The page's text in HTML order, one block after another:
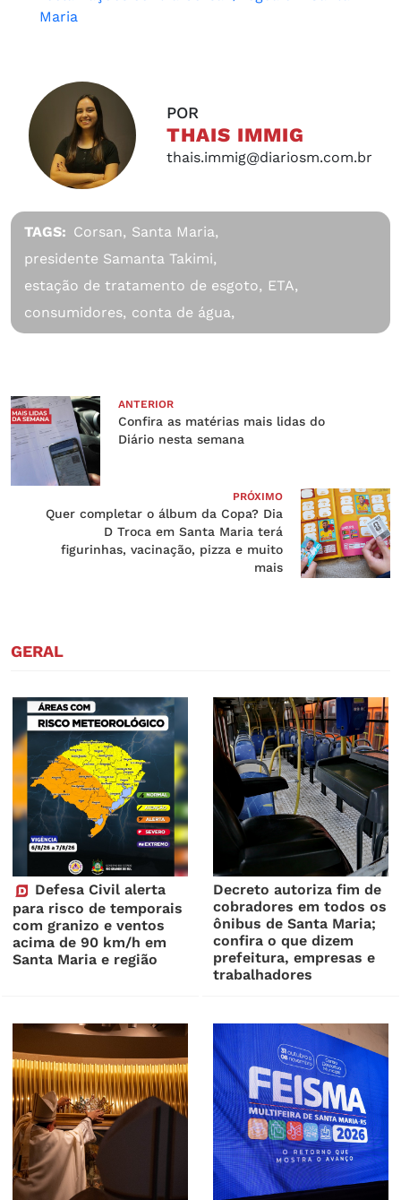
Maria
POR
THAIS IMMIG
thais.immig@diariosm.com.br
TAGS: Corsan, Santa Maria,
presidente Samanta Takimi,
estação de tratamento de esgoto, ETA,
consumidores, conta de água,
ANTERIOR
Confira as matérias mais lidas do
Diário nesta semana
PRÓXIMO
Quer completar o álbum da Copa? Dia
D Troca em Santa Maria terá
figurinhas, vacinação, pizza e muito
mais
GERAL
Defesa Civil alerta
para risco de temporais
com granizo e ventos
acima de 90 km/h em
Santa Maria e região
Decreto autoriza fim de
cobradores em todos os
ônibus de Santa Maria;
confira o que dizem
prefeitura, empresas e
trabalhadores